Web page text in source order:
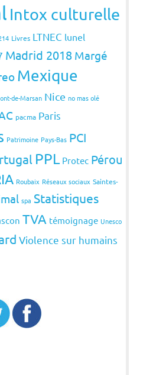
Intox culturelle
Livres LTNEC lunel
Madrid 2018 Margé
Mexique
de-Marsan Nice no mas olé
pacma Paris
Patrimoine Pays-Bas PCI
PPL Protec Pérou
Roubaix Réseaux sociaux Saintes-
spa Statistiques
TVA témoignage Unesco
Violence sur humains